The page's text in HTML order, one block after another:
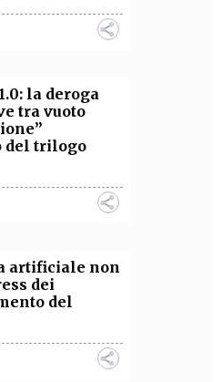
la deroga
tra vuoto
del trilogo
artificiale non
dei
del